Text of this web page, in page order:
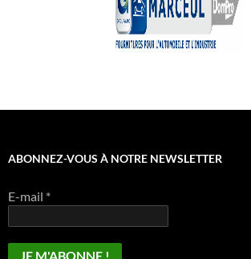
ABONNEZ-VOUS À NOTRE NEWSLETTER
E-mail *